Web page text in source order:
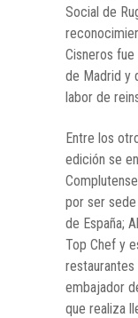
Social de
Cisneros
de Madrid y
labor de
Entre los
edición se
por ser
de España;
Top Chef y
embajador
que realiza